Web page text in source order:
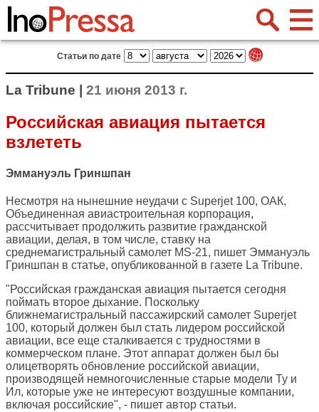
Статьи по дате
La Tribune | 21 июня 2013 г.
Российская авиация пытается
взлететь
Эммануэль Гриншпан
Несмотря на нынешние неудачи с Superjet 100, ОАК,
Объединенная авиастроительная корпорация,
рассчитывает продолжить развитие гражданской
авиации, делая, в том числе, ставку на
среднемагистральный самолет MS-21, пишет Эммануэль
Гриншпан в статье, опубликованной в газете La Tribune.
"Российская гражданская авиация пытается сегодня
поймать второе дыхание. Поскольку
ближнемагистральный пассажирский самолет Superjet
100, который должен был стать лидером российской
авиации, все еще сталкивается с трудностями в
коммерческом плане. Этот аппарат должен был бы
олицетворять обновление российской авиации,
производящей немногочисленные старые модели Ту и
Ил, которые уже не интересуют воздушные компании,
включая российские", - пишет автор статьи.